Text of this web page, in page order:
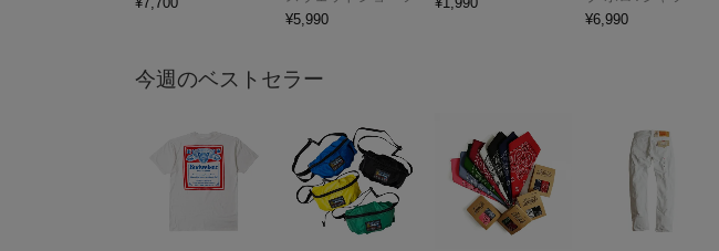
¥5,990
¥6,990
今週のベストセラー